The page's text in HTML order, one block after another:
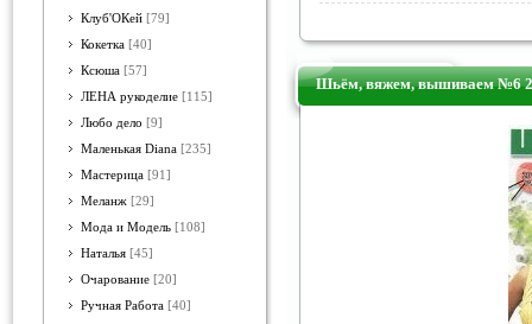
Клуб'ОКей [79]
Кокетка [40]
Ксюша [57]
ЛЕНА рукоделие [115]
Любо дело [9]
Маленькая Diana [235]
Мастерица [91]
Меланж [29]
Мода и Модель [108]
Наталья [45]
Очарование [20]
Ручная Работа [40]
Шьём, вяжем, вышиваем №6